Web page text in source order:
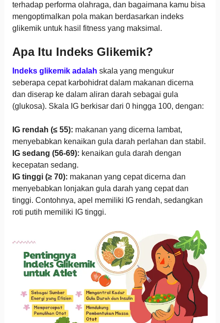
terhadap performa olahraga, dan bagaimana kamu bisa
mengoptimalkan pola makan berdasarkan indeks
glikemik untuk hasil fitness yang maksimal.
Apa Itu Indeks Glikemik?
Indeks glikemik adalah skala yang mengukur
seberapa cepat karbohidrat dalam makanan dicerna
dan diserap ke dalam aliran darah sebagai gula
(glukosa). Skala IG berkisar dari 0 hingga 100, dengan:
IG rendah (≤ 55): makanan yang dicerna lambat,
menyebabkan kenaikan gula darah perlahan dan stabil.
IG sedang (56-69): kenaikan gula darah dengan
kecepatan sedang.
IG tinggi (≥ 70): makanan yang cepat dicerna dan
menyebabkan lonjakan gula darah yang cepat dan
tinggi. Contohnya, apel memiliki IG rendah, sedangkan
roti putih memiliki IG tinggi.